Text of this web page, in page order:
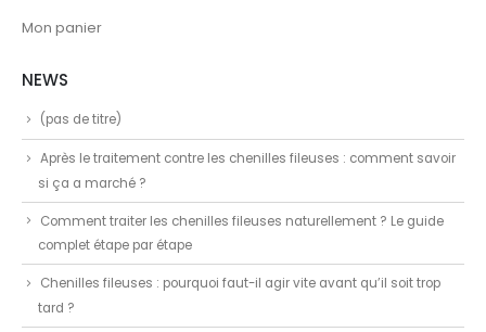
Mon panier
NEWS
(pas de titre)
Après le traitement contre les chenilles fileuses : comment savoir
si ça a marché ?
Comment traiter les chenilles fileuses naturellement ? Le guide
complet étape par étape
Chenilles fileuses : pourquoi faut-il agir vite avant qu’il soit trop
tard ?